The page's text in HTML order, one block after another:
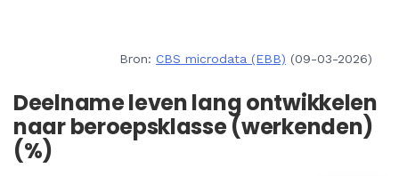
Bron: CBS microdata (EBB) (09-03-2026)
Deelname leven lang ontwikkelen
naar beroepsklasse (werkenden)
(%)